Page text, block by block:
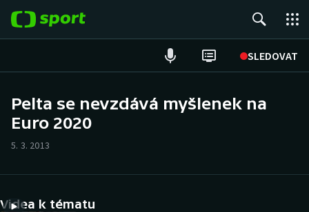
SLEDOVAT
Hokej
Pelta se nevzdává myšlenek na
Euro 2020
5. 3. 2013
Videa k tématu